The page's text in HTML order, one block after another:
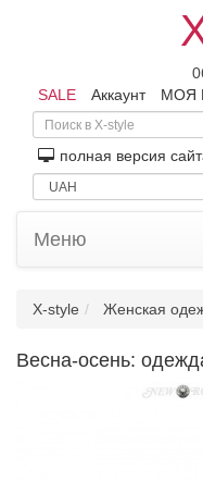
SALE
Аккаунт МОЯ
полная версия
Меню
X-style Женская
Весна-осень: